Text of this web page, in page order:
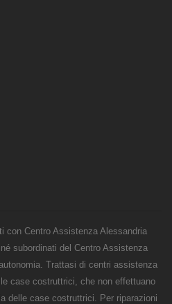
con Centro Assistenza Alessandria
subordinati del Centro Assistenza
Trattasi di centri assistenza
case costruttrici, che non effettuano
delle case costruttrici. Per riparazioni